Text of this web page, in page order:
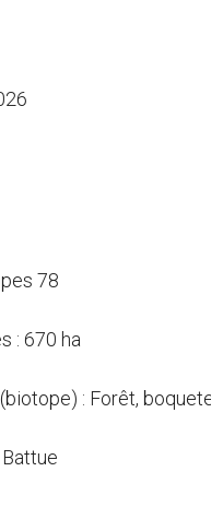
78
: 670 ha
: Forêt,